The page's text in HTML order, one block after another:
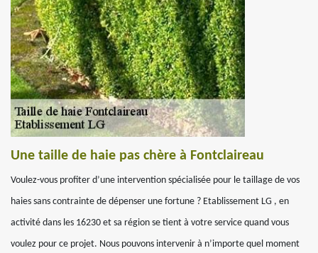
Une taille de haie pas chère à Fontclaireau
Voulez-vous profiter d’une intervention spécialisée pour le taillage de vos
haies sans contrainte de dépenser une fortune ? Etablissement LG , en
activité dans les 16230 et sa région se tient à votre service quand vous
voulez pour ce projet. Nous pouvons intervenir à n’importe quel moment